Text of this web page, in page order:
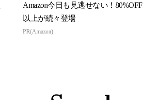
Amazon今日も見逃せない！80%OFF
以上が続々登場
PR(Amazon)